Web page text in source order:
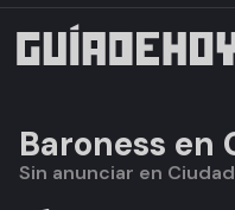
Baroness en
Sin anunciar en